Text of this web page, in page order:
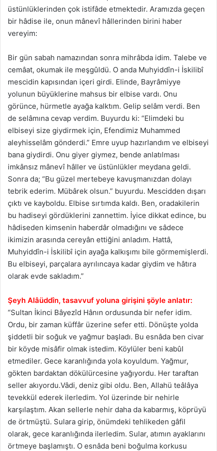
üstünlüklerinden çok istifâde etmektedir. Aramızda geçen
bir hâdise ile, onun mânevî hâllerinden birini haber
vereyim:
Bir gün sabah namazından sonra mihrâbda idim. Talebe ve
cemâat, okumak ile meşgûldü. O anda Muhyiddîn-i İskilibî
mescidin kapısından içeri girdi. Elinde, Bayrâmiyye
yolunun büyüklerine mahsus bir elbise vardı. Onu
görünce, hürmetle ayağa kalktım. Gelip selâm verdi. Ben
de selâmına cevap verdim. Buyurdu ki: “Elimdeki bu
elbiseyi size giydirmek için, Efendimiz Muhammed
aleyhisselâm gönderdi.” Emre uyup hazırlandım ve elbiseyi
bana giydirdi. Onu giyer giymez, bende anlatılması
imkânsız mânevî hâller ve üstünlükler meydana geldi.
Sonra da; “Bu güzel mertebeye kavuşmanızdan dolayı
tebrik ederim. Mübârek olsun.” buyurdu. Mescidden dışarı
çıktı ve kayboldu. Elbise sırtımda kaldı. Ben, oradakilerin
bu hadiseyi gördüklerini zannettim. İyice dikkat edince, bu
hâdiseden kimsenin haberdâr olmadığını ve sâdece
ikimizin arasında cereyân ettiğini anladım. Hattâ,
Muhyiddîn-i İskilibî için ayağa kalkışımı bile görmemişlerdi.
Bu elbiseyi, parçalara ayrılıncaya kadar giydim ve hâtıra
olarak evde sakladım.”
Şeyh Alâüddîn, tasavvuf yoluna girişini şöyle anlatır:
“Sultan İkinci Bâyezîd Hânın ordusunda bir nefer idim.
Ordu, bir zaman küffâr üzerine sefer etti. Dönüşte yolda
şiddetli bir soğuk ve yağmur başladı. Bu esnâda ben civar
bir köyde misâfir olmak istedim. Köylüler beni kabûl
etmediler. Gece karanlığında yola koyuldum. Yağmur,
gökten bardaktan dökülürcesine yağıyordu. Her taraftan
seller akıyordu.Vâdi, deniz gibi oldu. Ben, Allahü teâlâya
tevekkül ederek ilerledim. Yol üzerinde bir nehirle
karşılaştım. Akan sellerle nehir daha da kabarmış, köprüyü
de örtmüştü. Sulara girip, önümdeki tehlikeden gâfil
olarak, gece karanlığında ilerledim. Sular, atımın ayaklarını
örtmeye başlamıştı. O esnâda beni boğulma korkusu